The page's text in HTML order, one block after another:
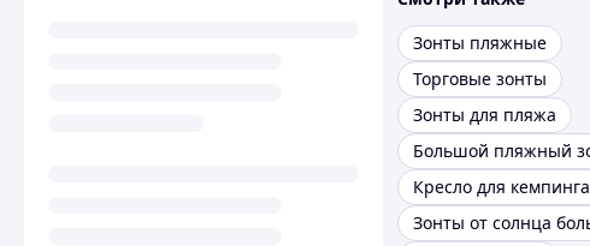
Зонты пляжные
Торговые зонты
Зонты для пляжа
Кресло для кемпинга